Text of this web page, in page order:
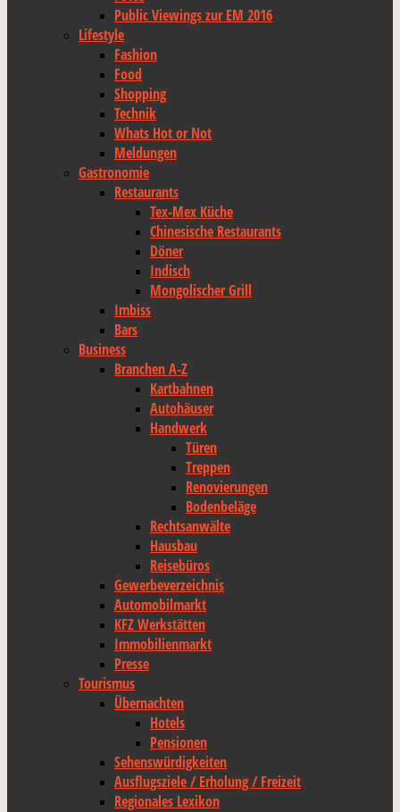
Public Viewings zur EM 2016
Lifestyle
Fashion
Food
Shopping
Technik
Whats Hot or Not
Meldungen
Gastronomie
Restaurants
Tex-Mex Küche
Chinesische Restaurants
Döner
Indisch
Mongolischer Grill
Imbiss
Bars
Business
Branchen A-Z
Kartbahnen
Autohäuser
Handwerk
Türen
Treppen
Renovierungen
Bodenbeläge
Rechtsanwälte
Hausbau
Reisebüros
Gewerbeverzeichnis
Automobilmarkt
KFZ Werkstätten
Immobilienmarkt
Presse
Tourismus
Übernachten
Hotels
Pensionen
Sehenswürdigkeiten
Ausflugsziele / Erholung / Freizeit
Regionales Lexikon